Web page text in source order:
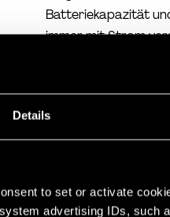
Details
to set or activate
advertising IDs, such
Batteriekapazität
immer mit Strom
SAX Power
hat mit
Wechselrichter.